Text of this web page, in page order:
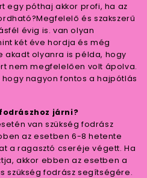
egy póthaj akkor profi, ha az
és szakszerű
évig is. van olyan
két éve hordja és még
akadt olyanra is példa, hogy
nem megfelelően volt ápolva.
hogy nagyon fontos a hajpótlás
járni?
van szükség fodrász
az esetben 6-8 hetente
a ragasztó cseréje végett. Ha
akkor ebben az esetben a
szükség fodrász segítségére.